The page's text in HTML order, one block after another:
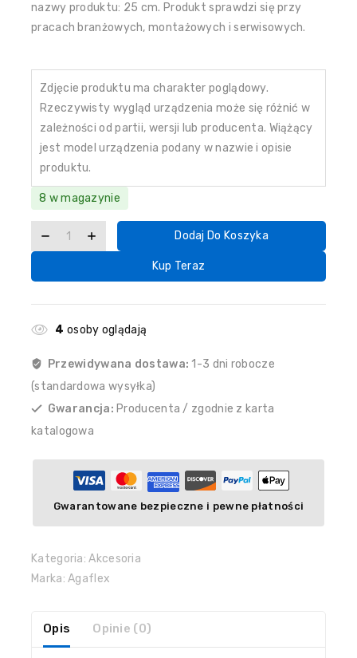
nazwy produktu: 25 cm. Produkt sprawdzi się przy
pracach branżowych, montażowych i serwisowych.
Zdjęcie produktu ma charakter poglądowy.
Rzeczywisty wygląd urządzenia może się różnić w
zależności od partii, wersji lub producenta. Wiążący
jest model urządzenia podany w nazwie i opisie
produktu.
8 w magazynie
Dodaj Do Koszyka
Kup Teraz
4 osoby oglądają
Przewidywana dostawa: 1-3 dni robocze
(standardowa wysyłka)
Gwarancja: Producenta / zgodnie z karta
katalogowa
Gwarantowane bezpieczne i pewne płatności
Kategoria:Akcesoria
Marka:Agaflex
Opis Opinie (0)